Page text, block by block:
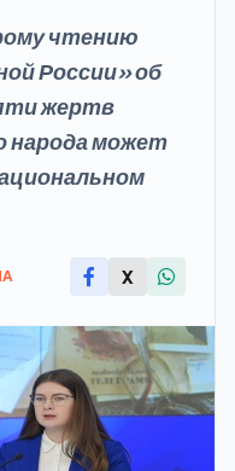
чтению
России» об
жертв
народа может
X